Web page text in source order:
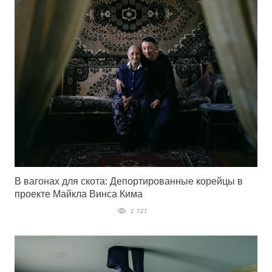
В вагонах для скота: Депортированные корейцы в
проекте Майкла Винса Кима
2 727